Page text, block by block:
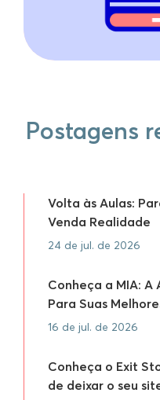
Postagens
Volta às Aulas:
Venda Realidade
24 de jul. de 2026
Conheça a MIA: A
Para Suas
16 de jul. de 2026
Conheça o Exit
de deixar o seu